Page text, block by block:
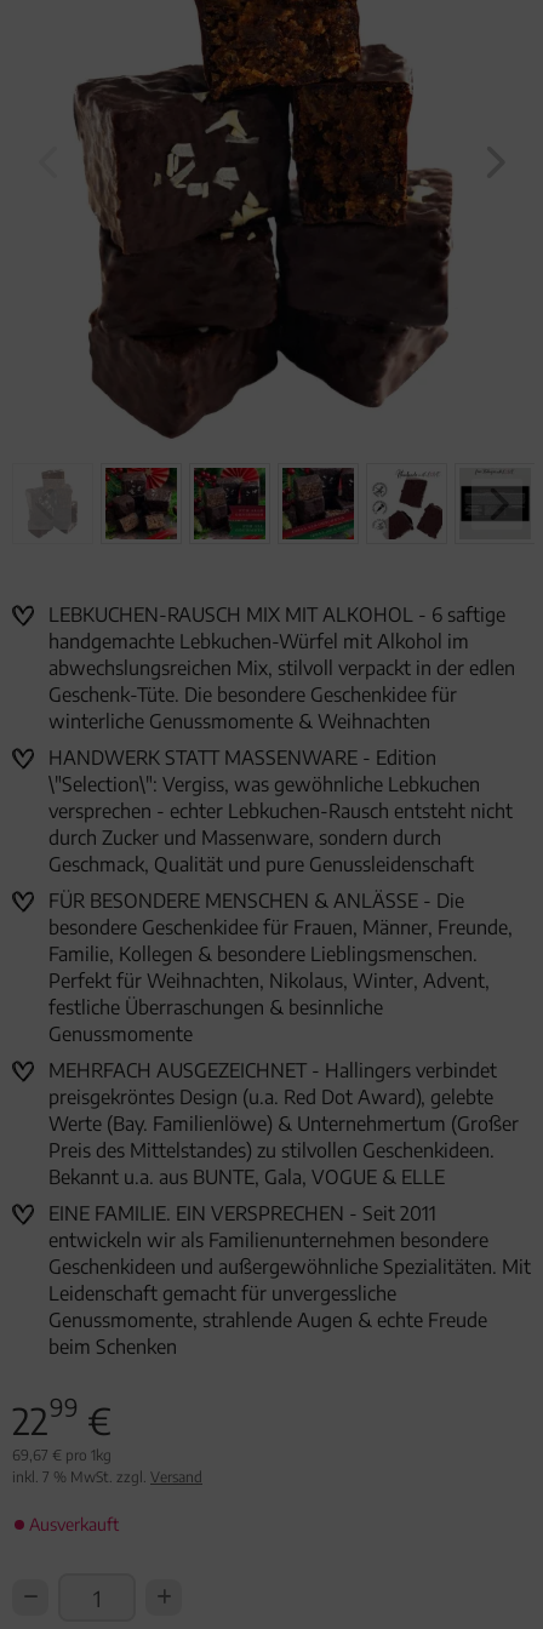
LEBKUCHEN-RAUSCH MIX MIT ALKOHOL - 6 saftige
handgemachte Lebkuchen-Würfel mit Alkohol im
abwechslungsreichen Mix, stilvoll verpackt in der edlen
Geschenk-Tüte. Die besondere Geschenkidee für
winterliche Genussmomente & Weihnachten
HANDWERK STATT MASSENWARE - Edition
\"Selection\": Vergiss, was gewöhnliche Lebkuchen
versprechen - echter Lebkuchen-Rausch entsteht nicht
durch Zucker und Massenware, sondern durch
Geschmack, Qualität und pure Genussleidenschaft
FÜR BESONDERE MENSCHEN & ANLÄSSE - Die
besondere Geschenkidee für Frauen, Männer, Freunde,
Familie, Kollegen & besondere Lieblingsmenschen.
Perfekt für Weihnachten, Nikolaus, Winter, Advent,
festliche Überraschungen & besinnliche
Genussmomente
MEHRFACH AUSGEZEICHNET - Hallingers verbindet
preisgekröntes Design (u.a. Red Dot Award), gelebte
Werte (Bay. Familienlöwe) & Unternehmertum (Großer
Preis des Mittelstandes) zu stilvollen Geschenkideen.
Bekannt u.a. aus BUNTE, Gala, VOGUE & ELLE
EINE FAMILIE. EIN VERSPRECHEN - Seit 2011
entwickeln wir als Familienunternehmen besondere
Geschenkideen und außergewöhnliche Spezialitäten. Mit
Leidenschaft gemacht für unvergessliche
Genussmomente, strahlende Augen & echte Freude
beim Schenken
2299 €
69,67 € pro 1kg
inkl. 7 % MwSt. zzgl. Versand
Ausverkauft